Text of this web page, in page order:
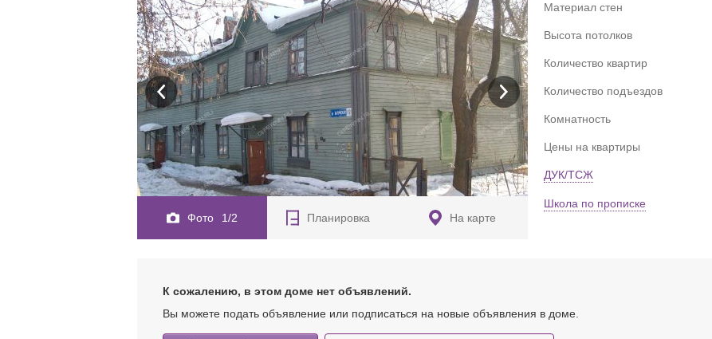
Фото 1/2 Планировка На карте
Материал стен
Высота потолков
Количество квартир
Количество подъездов
Комнатность
Цены на квартиры
ДУК/ТСЖ
Школа по прописке
К сожалению, в этом доме нет объявлений.
Вы можете подать объявление или подписаться на новые объявления в доме.